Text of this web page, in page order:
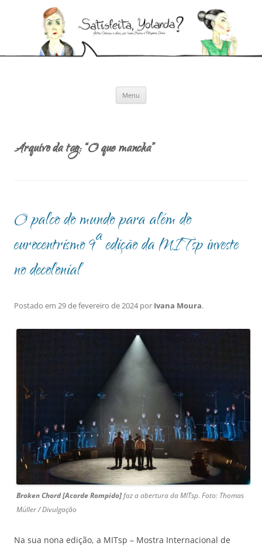
Menu
Arquivo da tag:“O que mancha”
O palco do mundo para além do
eurocentrismo 9ª edição da MITsp investe
no decolonial
Postado em 29 de fevereiro de 2024por Ivana Moura.
Broken Chord [Acorde Rompido]faz a abertura da MITsp. Foto: Thomas
Müller / Divulgação
Na sua nona edição, a MITsp – Mostra Internacional de